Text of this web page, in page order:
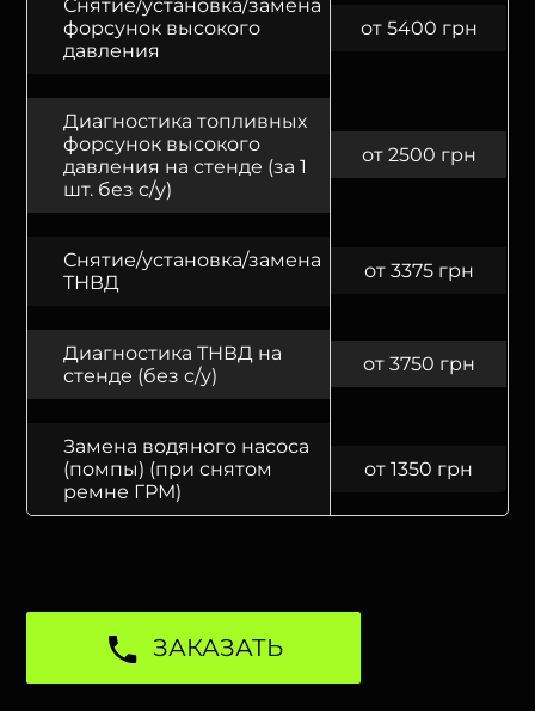
Снятие/установка/замена
форсунок высокого
давления
от 5400 грн
Диагностика топливных
форсунок высокого
давления на стенде (за 1
шт. без с/у)
от 2500 грн
Снятие/установка/замена
ТНВД
от 3375 грн
Диагностика ТНВД на
стенде (без с/у)
от 3750 грн
Замена водяного насоса
(помпы) (при снятом
ремне ГРМ)
от 1350 грн
ЗАКАЗАТЬ